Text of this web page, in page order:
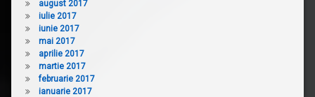
august 2017
iulie 2017
iunie 2017
mai 2017
aprilie 2017
martie 2017
februarie 2017
ianuarie 2017